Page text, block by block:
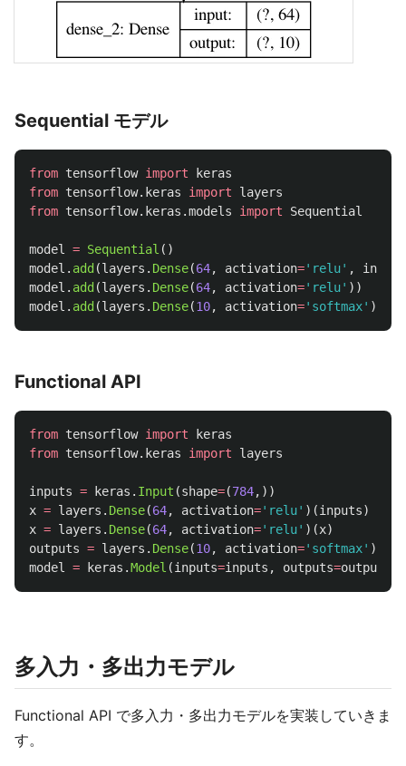
Sequential モデル
from tensorflow import
keras
from tensorflow.keras import
layers
from tensorflow.keras.models import Sequential
model = Sequential ()
model . add (layers . Dense(64, activation=' relu' ,
model . add (layers . Dense(64, activation=' relu' ))
model . add (layers . Dense(10, activation=' softmax' ))
Functional API
from tensorflow import
keras
from tensorflow.keras import layers
inputs = keras . Input (shape=(784,))
x = layers . Dense(64, activation=' relu' )(inputs)
x = layers . Dense(64, activation=' relu' )(x)
outputs = layers . Dense(10, activation=' softmax' )(
model
= keras .Model (inputs=inputs , outputs=outputs
多入力・多出力モデル
Functional API で多入力・多出力モデルを実装していきま
す。